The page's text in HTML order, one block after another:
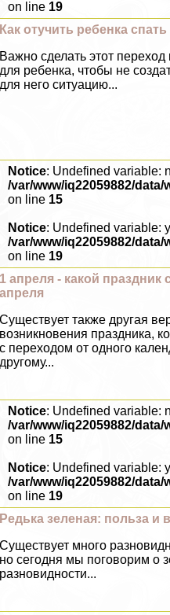
on line 19
Как отучить ребенка
Важно сделать этот
для ребенка, чтобы не
для него ситуацию...
Notice: Undefined variable:
/var/www/iq22059882/
on line 15
Notice: Undefined variable:
/var/www/iq22059882/
on line 19
1 апреля - какой
апреля
Существует также другая
возникновения праздника,
с переходом от одного
другому...
Notice: Undefined variable:
/var/www/iq22059882/
on line 15
Notice: Undefined variable:
/var/www/iq22059882/
on line 19
Редька зеленая: польза и
Существует много
но сегодня мы поговорим о
разновидности...